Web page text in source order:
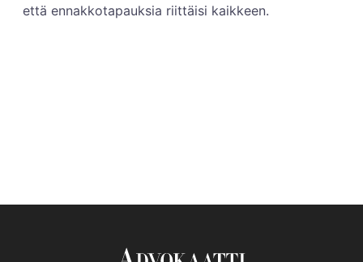
että ennakkotapauksia riittäisi kaikkeen.